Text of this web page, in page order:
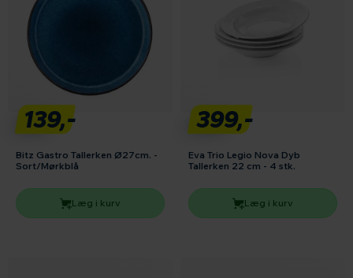
139,-
Bitz Gastro Tallerken Ø27cm. -
Sort/Mørkblå
Læg i kurv
399,-
Eva Trio Legio Nova Dyb
Tallerken 22 cm - 4 stk.
Læg i kurv